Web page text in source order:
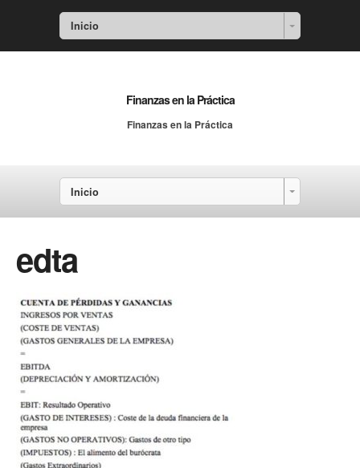
Inicio
Finanzas en la Práctica
Finanzas en la Práctica
Inicio
edta